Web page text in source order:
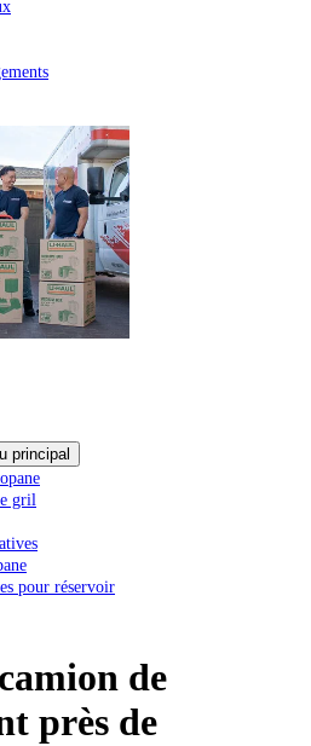
principal
gril
pour réservoir
de
près de